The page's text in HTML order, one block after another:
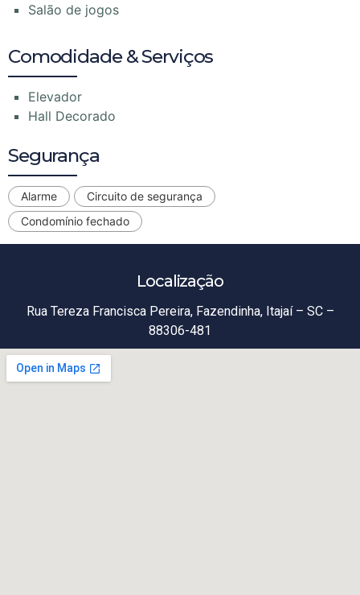
Salão de jogos
Comodidade & Serviços
Elevador
Hall Decorado
Segurança
Alarme
Circuito de segurança
Condomínio fechado
Localização
Rua Tereza Francisca Pereira, Fazendinha, Itajaí – SC –
88306-481